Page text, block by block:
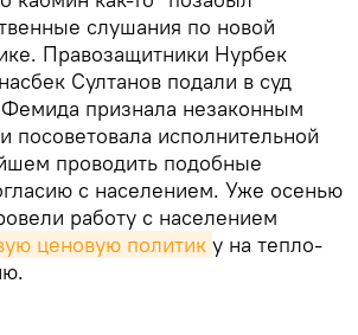
слушания по новой
Правозащитники Нурбек
Султанов подали в суд
признала незаконным
посоветовала исполнительной
проводить подобные
с населением. Уже осенью
работу с населением
ценовую политик у на тепло-